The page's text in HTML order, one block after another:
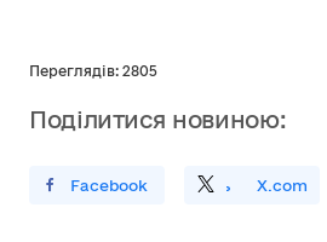
Переглядів: 2805
Поділитися новиною:
У FacebookПоділитись X.com